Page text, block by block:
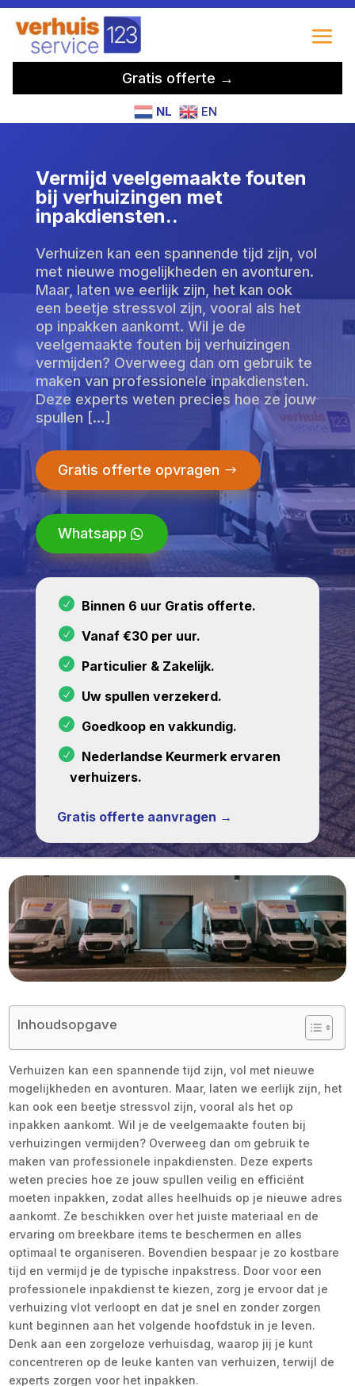
Gratis offerte →
NL EN
Vermijd veelgemaakte fouten
bij verhuizingen met
inpakdiensten.​.
Verhuizen kan een spannende tijd zijn, vol
met nieuwe mogelijkheden en avonturen.
Maar, laten we eerlijk zijn, het kan ook
een beetje stressvol zijn, vooral als het
op inpakken aankomt. Wil je de
veelgemaakte fouten bij verhuizingen
vermijden? Overweeg dan om gebruik te
maken van professionele inpakdiensten.
Deze experts weten precies hoe ze jouw
spullen […]
Gratis offerte opvragen
Whatsapp
Binnen 6 uur Gratis offerte.
Vanaf €30 per uur.
Particulier & Zakelijk.
Uw spullen verzekerd.
Goedkoop en vakkundig.
Nederlandse Keurmerk ervaren
verhuizers.
Gratis offerte aanvragen →
Inhoudsopgave
Verhuizen kan een spannende tijd zijn, vol met nieuwe
mogelijkheden en avonturen. Maar, laten we eerlijk zijn, het
kan ook een beetje stressvol zijn, vooral als het op
inpakken aankomt. Wil je de veelgemaakte fouten bij
verhuizingen vermijden? Overweeg dan om gebruik te
maken van professionele inpakdiensten. Deze experts
weten precies hoe ze jouw spullen veilig en efficiënt
moeten inpakken, zodat alles heelhuids op je nieuwe adres
aankomt. Ze beschikken over het juiste materiaal en de
ervaring om breekbare items te beschermen en alles
optimaal te organiseren. Bovendien bespaar je zo kostbare
tijd en vermijd je de typische inpakstress. Door voor een
professionele inpakdienst te kiezen, zorg je ervoor dat je
verhuizing vlot verloopt en dat je snel en zonder zorgen
kunt beginnen aan het volgende hoofdstuk in je leven.
Denk aan een zorgeloze verhuisdag, waarop jij je kunt
concentreren op de leuke kanten van verhuizen, terwijl de
experts zorgen voor het inpakken.